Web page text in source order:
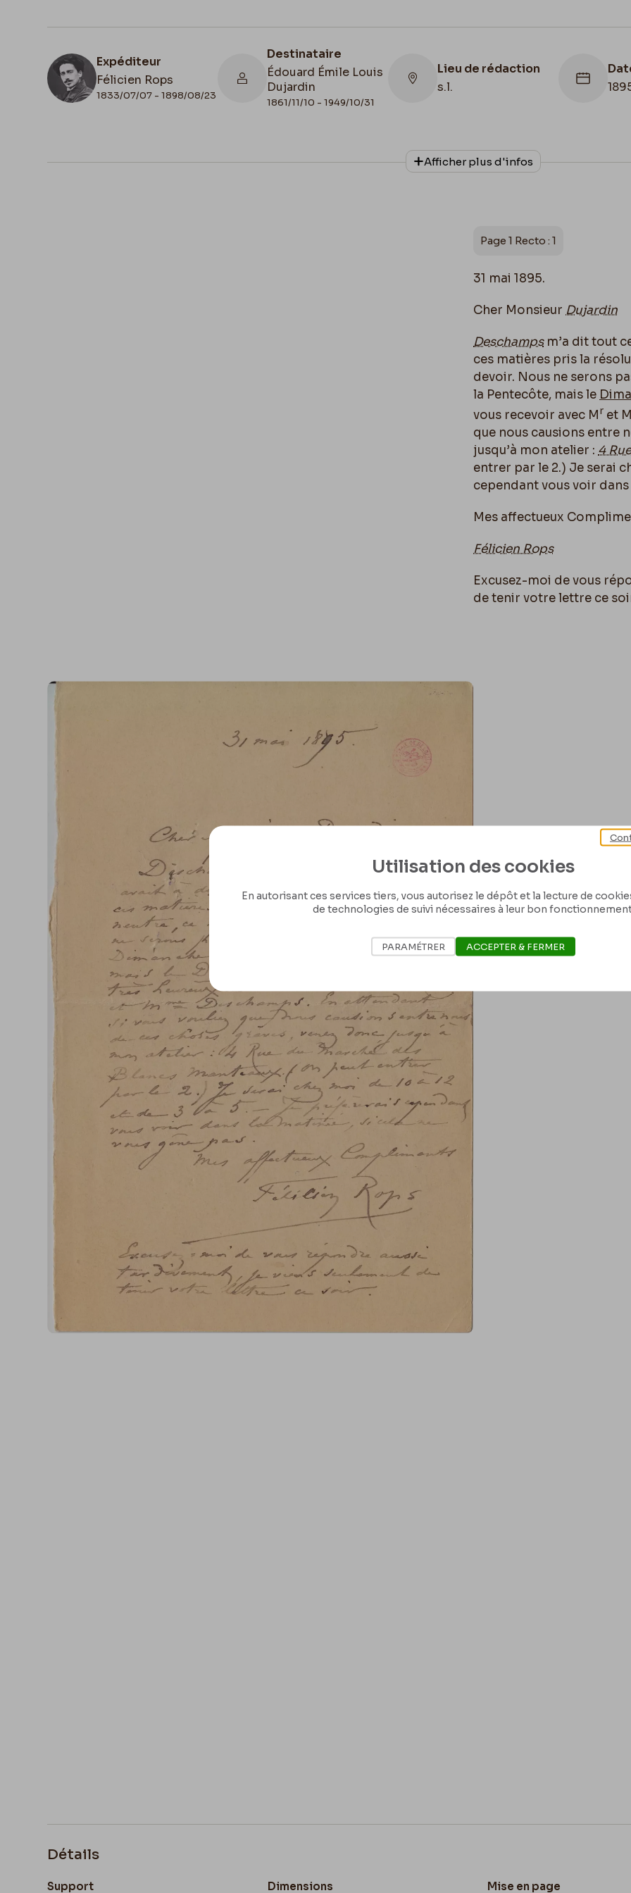
Expéditeur
Félicien Rops
1833/07/07 - 1898/08/23
Destinataire
Édouard Émile Louis
Dujardin
1861/11/10 - 1949/10/31
Lieu de rédaction
s.l.
N° d'inventaire
Collationnage
Date de fin
Afficher plus d'infos
Page 1 Recto : 1
31 mai 1895.
Cher Monsieur Dujardin
Deschampsm’a dit tout
ces matières pris la
devoir. Nous ne serons
la Pentecôte, mais le
vous recevoir avec Mr et M
que nous causions entre
jusqu’à mon atelier : 4
entrer par le 2.) Je serai
cependant vous voir dans
Mes affectueux
Félicien Rops
Excusez-moi de vous
de tenir votre lettre ce
Détails
Support Dimensions Mise en page
Utilisation des cookies
En autorisant ces services tiers, vous autorisez le dépôt et la lecture de
de technologies de suivi nécessaires à leur bon
PARAMÉTRER ACCEPTER & FERMER